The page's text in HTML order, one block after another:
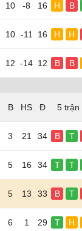
10 -8 16 H B
10 -11 16 H H
12 -14 12 B B
5 trận
3 21 34 B T
5 16 34 T T
5 13 33 B T
6 1 29 T H